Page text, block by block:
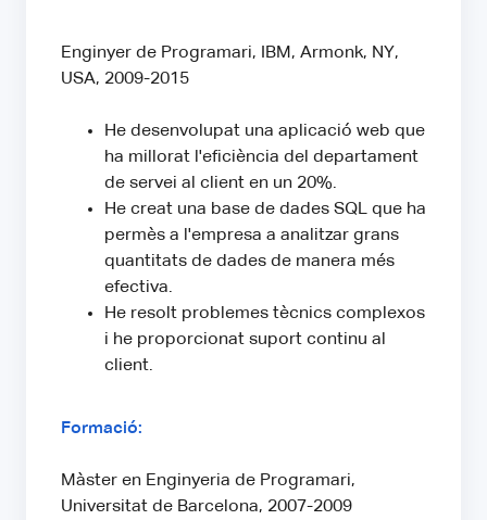
Enginyer de Programari, IBM, Armonk, NY,
USA, 2009-2015
He desenvolupat una aplicació web que
ha millorat l'eficiència del departament
de servei al client en un 20%.
He creat una base de dades SQL que ha
permès a l'empresa a analitzar grans
quantitats de dades de manera més
efectiva.
He resolt problemes tècnics complexos
i he proporcionat suport continu al
client.
Formació:
Màster en Enginyeria de Programari,
Universitat de Barcelona, 2007-2009